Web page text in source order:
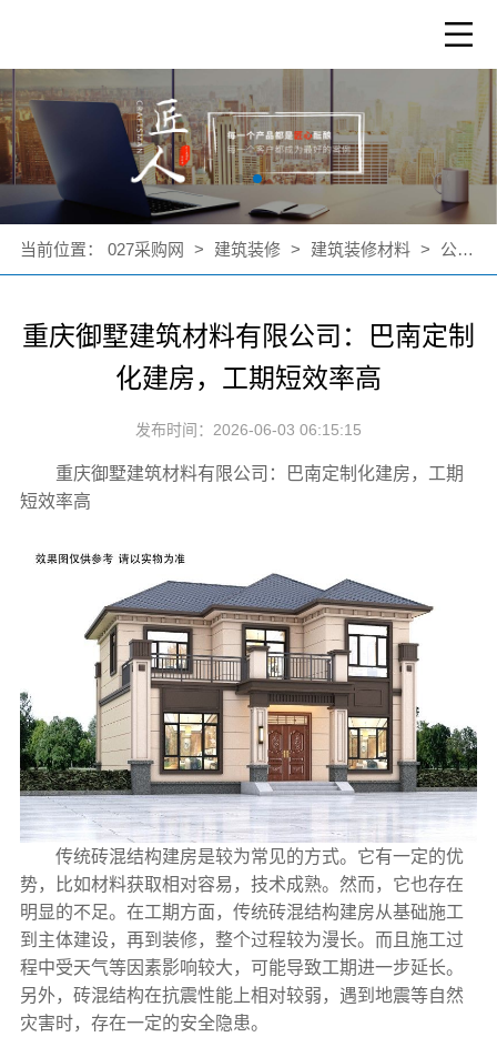
当前位置： 027采购网 > 建筑装修 > 建筑装修材料 > 公司新闻
重庆御墅建筑材料有限公司：巴南定制
化建房，工期短效率高
发布时间：2026-06-03 06:15:15
重庆御墅建筑材料有限公司：巴南定制化建房，工期
短效率高
传统砖混结构建房是较为常见的方式。它有一定的优
势，比如材料获取相对容易，技术成熟。然而，它也存在
明显的不足。在工期方面，传统砖混结构建房从基础施工
到主体建设，再到装修，整个过程较为漫长。而且施工过
程中受天气等因素影响较大，可能导致工期进一步延长。
另外，砖混结构在抗震性能上相对较弱，遇到地震等自然
灾害时，存在一定的安全隐患。